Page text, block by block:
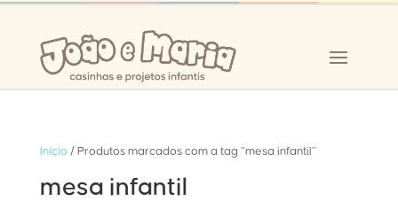
Início / Produtos marcados com a tag “mesa infantil”
mesa infantil